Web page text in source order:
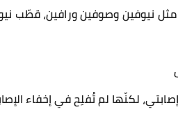
نيوفين وصوفين ورافين، قطّب
لكنّها لم تُفلِح في إخفاء